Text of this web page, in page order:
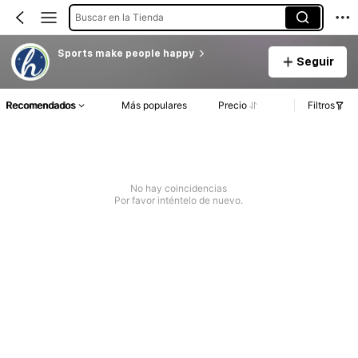
Buscar en la Tienda
Sports make people happy
Seguir
Recomendados Más populares Precio Filtros
No hay coincidencias
Por favor inténtelo de nuevo.